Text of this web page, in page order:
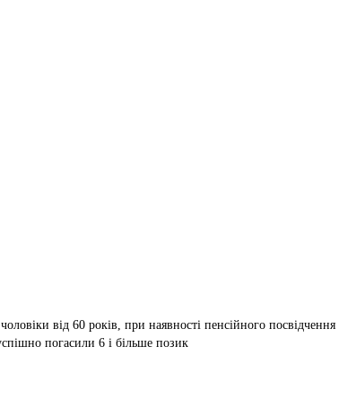
від 60 років, при наявності пенсійного посвідчення
погасили 6 і більше позик